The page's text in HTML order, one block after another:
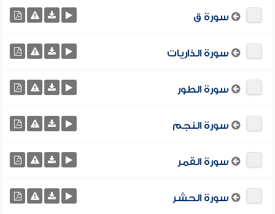
سورة ق
سورة الذاريات
سورة الطور
سورة النجم
سورة القمر
سورة الحشر